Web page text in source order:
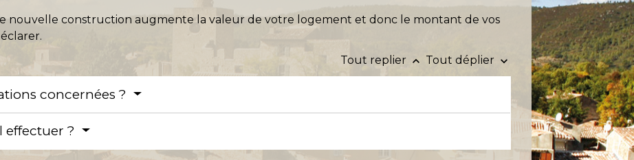
nouvelle construction augmente la valeur de votre logement et donc le montant de vos
Tout replier keyboard_arrow_up Tout déplier keyboard_arrow_down
concernées ?
effectuer ?